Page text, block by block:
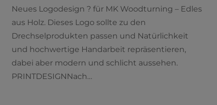
Neues Logodesign ? für MK Woodturning – Edles
aus Holz. Dieses Logo sollte zu den
Drechselprodukten passen und Natürlichkeit
und hochwertige Handarbeit repräsentieren,
dabei aber modern und schlicht aussehen.
PRINTDESIGNNach…